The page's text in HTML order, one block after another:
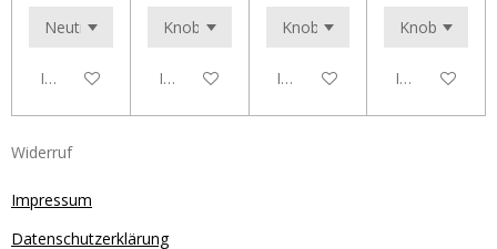
In den WarenkorbIn den WarenkorbIn den WarenkorbIn den
Widerruf
Impressum
Datenschutzerklärung